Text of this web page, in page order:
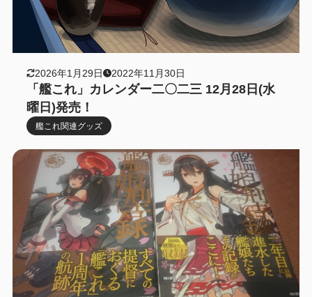
2026年1月29日 2022年11月30日
「艦これ」カレンダー二〇二三 12月28日(水
曜日)発売！
艦これ関連グッズ